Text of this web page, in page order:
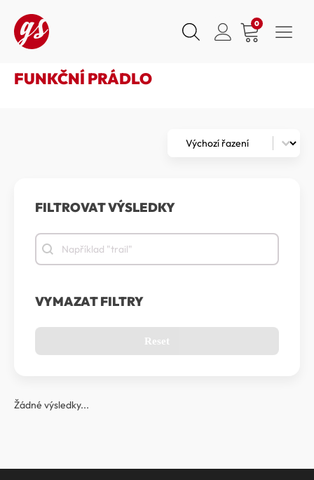
0
FUNKČNÍ PRÁDLO
Zoradenie
Sort content
FILTROVAT VÝSLEDKY
Filtrovat výsledky
Filtrovat výsledky
VYMAZAT FILTRY
Reset
Žádné výsledky...